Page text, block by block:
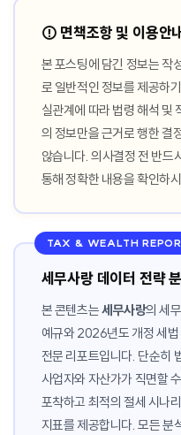
⚠️ 면책조항 및 이용안내
본 포스팅에 담긴 정보는 작
로 일반적인 정보를 제공하
실관계에 따라 법령 해석 및
의 정보만을 근거로 행한 결
않습니다. 의사결정 전 반드
통해 정확한 내용을 확인하
TAX & WEALTH
세무사랑 데이터 전
본 콘텐츠는세무사랑의 세
예규와 2026년도 개정 세
전문 리포트입니다. 단순히
사업자와 자산가가 직면할
포착하고 최적의 절세 시나
지표를 제공합니다. 모든 분